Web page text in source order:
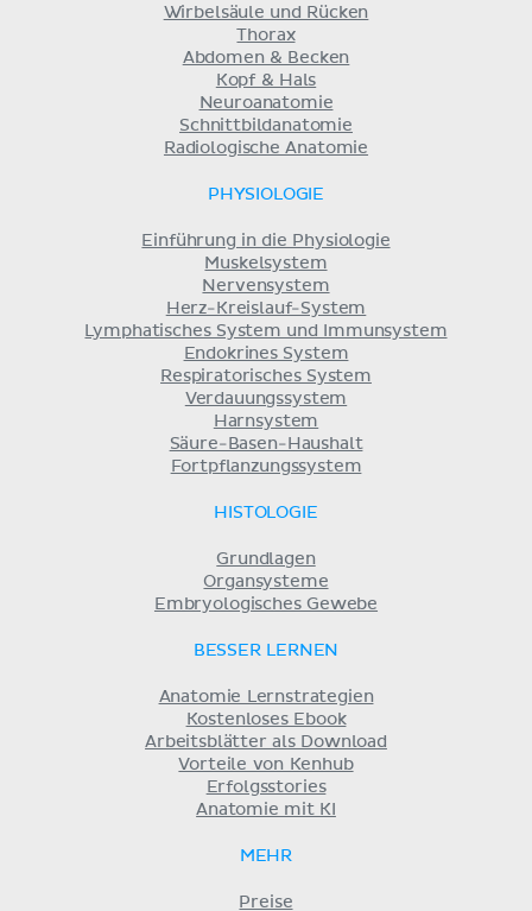
Wirbelsäule und Rücken
Thorax
Abdomen & Becken
Kopf & Hals
Neuroanatomie
Schnittbildanatomie
Radiologische Anatomie
PHYSIOLOGIE
Einführung in die Physiologie
Muskelsystem
Nervensystem
Herz-Kreislauf-System
Lymphatisches System und Immunsystem
Endokrines System
Respiratorisches System
Verdauungssystem
Harnsystem
Säure-Basen-Haushalt
Fortpflanzungssystem
HISTOLOGIE
Grundlagen
Organsysteme
Embryologisches Gewebe
BESSER LERNEN
Anatomie Lernstrategien
Kostenloses Ebook
Arbeitsblätter als Download
Vorteile von Kenhub
Erfolgsstories
Anatomie mit KI
MEHR
Preise